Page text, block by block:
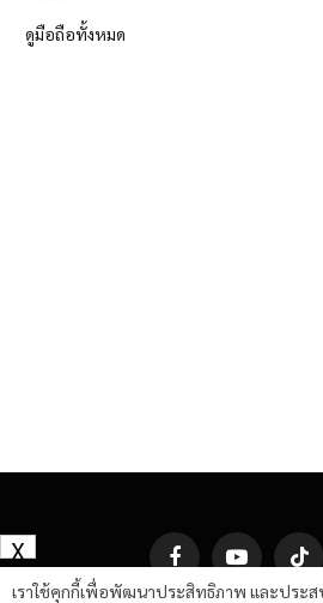
ดูมือถือทั้งหมด
FacebookYouTube
เราใช้คุกกี้เพื่อพัฒนาประสิทธิภาพ และประส
X